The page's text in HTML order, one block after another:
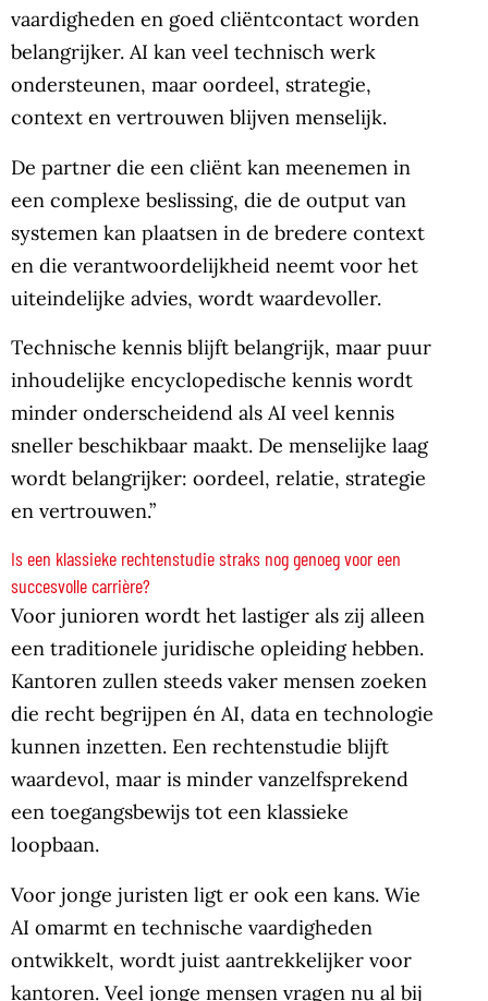
vaardigheden en goed cliëntcontact worden
belangrijker. AI kan veel technisch werk
ondersteunen, maar oordeel, strategie,
context en vertrouwen blijven menselijk.
De partner die een cliënt kan meenemen in
een complexe beslissing, die de output van
systemen kan plaatsen in de bredere context
en die verantwoordelijkheid neemt voor het
uiteindelijke advies, wordt waardevoller.
Technische kennis blijft belangrijk, maar puur
inhoudelijke encyclopedische kennis wordt
minder onderscheidend als AI veel kennis
sneller beschikbaar maakt. De menselijke laag
wordt belangrijker: oordeel, relatie, strategie
en vertrouwen.”
Is een klassieke rechtenstudie straks nog genoeg voor een
succesvolle carrière?
Voor junioren wordt het lastiger als zij alleen
een traditionele juridische opleiding hebben.
Kantoren zullen steeds vaker mensen zoeken
die recht begrijpen én AI, data en technologie
kunnen inzetten. Een rechtenstudie blijft
waardevol, maar is minder vanzelfsprekend
een toegangsbewijs tot een klassieke
loopbaan.
Voor jonge juristen ligt er ook een kans. Wie
AI omarmt en technische vaardigheden
ontwikkelt, wordt juist aantrekkelijker voor
kantoren. Veel jonge mensen vragen nu al bij